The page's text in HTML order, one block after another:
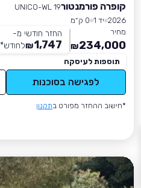
קופרה פורמנטורUNICO-WL 19
2026 יד 1
0 ק״מ
מחיר
234,000
₪
החזר חודשי מ-
1,747
₪לחודש*
תוספות לעיסקה
לפגישה בסוכנות
*חישוב ההחזר מפורט בתקנון